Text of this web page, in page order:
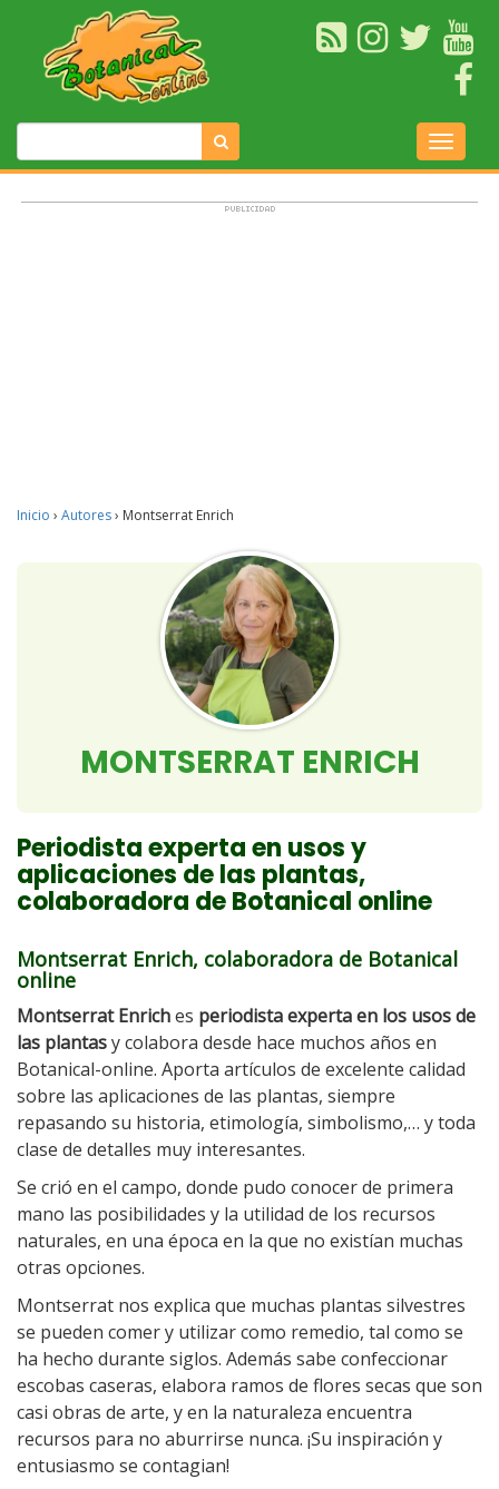
Inicio › Autores› Montserrat Enrich
MONTSERRAT ENRICH
Periodista experta en usos y
aplicaciones de las plantas,
colaboradora de Botanical online
Montserrat Enrich, colaboradora de Botanical
online
Montserrat Enriches periodista experta en los usos de
las plantasy colabora desde hace muchos años en
Botanical-online. Aporta artículos de excelente calidad
sobre las aplicaciones de las plantas, siempre
repasando su historia, etimología, simbolismo,… y toda
clase de detalles muy interesantes.
Se crió en el campo, donde pudo conocer de primera
mano las posibilidades y la utilidad de los recursos
naturales, en una época en la que no existían muchas
otras opciones.
Montserrat nos explica que muchas plantas silvestres
se pueden comer y utilizar como remedio, tal como se
ha hecho durante siglos. Además sabe confeccionar
escobas caseras, elabora ramos de flores secas que son
casi obras de arte, y en la naturaleza encuentra
recursos para no aburrirse nunca. ¡Su inspiración y
entusiasmo se contagian!